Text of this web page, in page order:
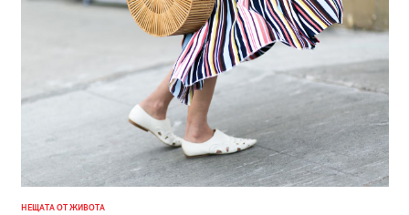
НЕЩАТА ОТ ЖИВОТА